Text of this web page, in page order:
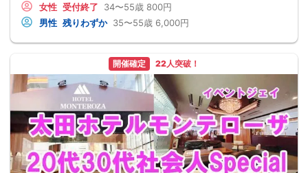
女性 受付終了 34〜55歳 800円
男性 残りわずか 35〜55歳 6,000円
開催確定 22人突破！